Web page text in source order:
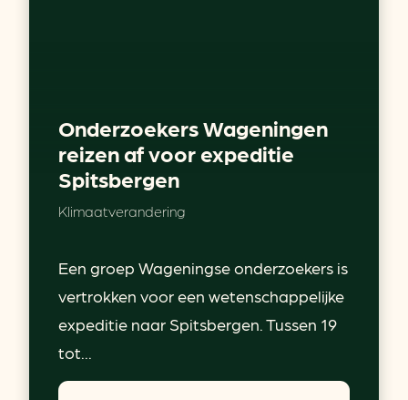
Onderzoekers Wageningen
reizen af voor expeditie
Spitsbergen
Klimaatverandering
Een groep Wageningse onderzoekers is
vertrokken voor een wetenschappelijke
expeditie naar Spitsbergen. Tussen 19
tot...